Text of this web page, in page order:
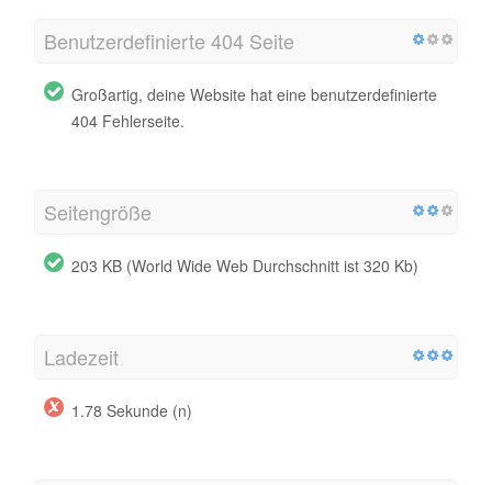
Benutzerdefinierte 404 Seite
Großartig, deine Website hat eine benutzerdefinierte
404 Fehlerseite.
Seitengröße
203 KB (World Wide Web Durchschnitt ist 320 Kb)
Ladezeit
1.78 Sekunde (n)